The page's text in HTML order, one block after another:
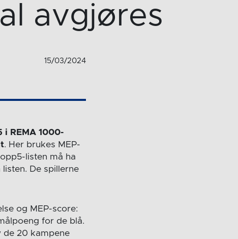
avgjøres
15/03/2024
REMA 1000-
. Her brukes MEP-
listen må ha
De spillerne
og MEP-score:
for de blå.
de 20 kampene